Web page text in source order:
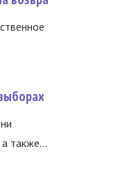
также...